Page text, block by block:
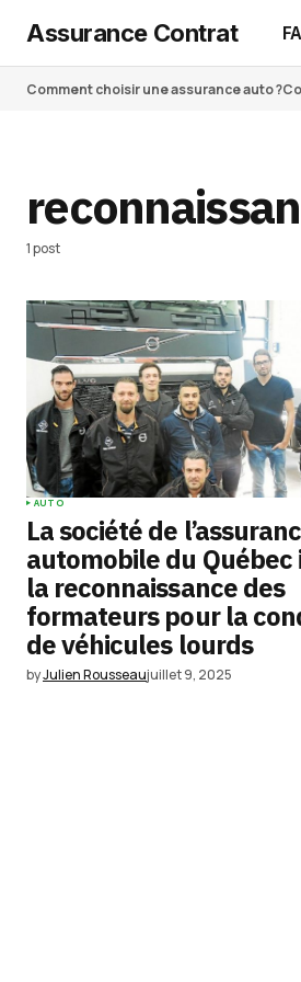
Assurance Contrat
Comment choisir une assurance auto ?
1 post
AUTO
La société de
automobile du Québec
la reconnaissance des
formateurs pour la
de véhicules lourds
byJulien Rousseaujuillet 9, 2025